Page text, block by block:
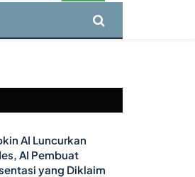
AI Luncurkan
AI Pembuat
yang Diklaim